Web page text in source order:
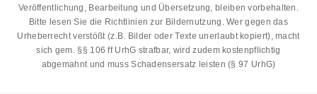
Veröffentlichung, Bearbeitung und Übersetzung, bleiben vorbehalten.
Bitte lesen Sie die Richtlinien zur Bildernutzung . Wer gegen das
Urheberrecht verstößt (z.B. Bilder oder Texte unerlaubt kopiert), macht
sich gem. §§ 106 ff UrhG strafbar, wird zudem kostenpflichtig
abgemahnt und muss Schadensersatz leisten (§ 97 UrhG)